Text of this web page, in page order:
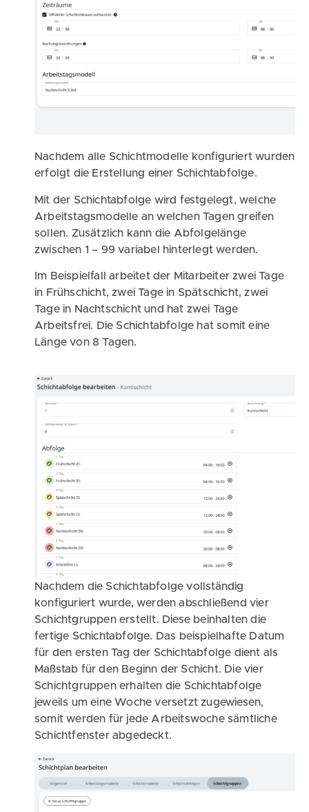
Nachdem alle Schichtmodelle konfiguriert wurden
erfolgt die Erstellung einer Schichtabfolge.
Mit der Schichtabfolge wird festgelegt, welche
Arbeitstagsmodelle an welchen Tagen greifen
sollen. Zusätzlich kann die Abfolgelänge
zwischen 1 – 99 variabel hinterlegt werden.
Im Beispielfall arbeitet der Mitarbeiter zwei Tage
in Frühschicht, zwei Tage in Spätschicht, zwei
Tage in Nachtschicht und hat zwei Tage
Arbeitsfrei. Die Schichtabfolge hat somit eine
Länge von 8 Tagen.
Nachdem die Schichtabfolge vollständig
konfiguriert wurde, werden abschließend vier
Schichtgruppen erstellt. Diese beinhalten die
fertige Schichtabfolge. Das beispielhafte Datum
für den ersten Tag der Schichtabfolge dient als
Maßstab für den Beginn der Schicht. Die vier
Schichtgruppen erhalten die Schichtabfolge
jeweils um eine Woche versetzt zugewiesen,
somit werden für jede Arbeitswoche sämtliche
Schichtfenster abgedeckt.